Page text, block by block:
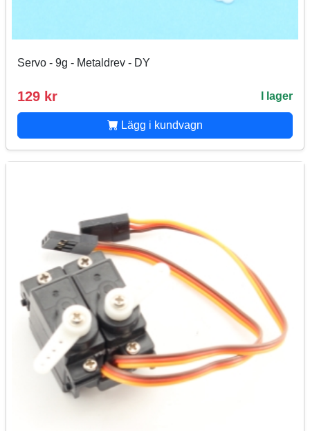
Servo - 9g - Metaldrev - DY
129 kr I lager
Lägg i kundvagn